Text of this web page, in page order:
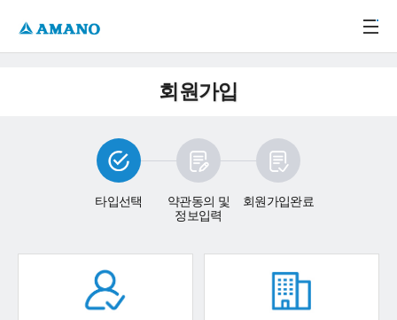
회원가입
타입선택
약관동의 및
정보입력
회원가입완료